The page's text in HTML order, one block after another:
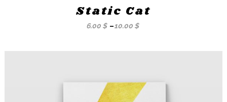
Static Cat
6.00 $ –10.00 $